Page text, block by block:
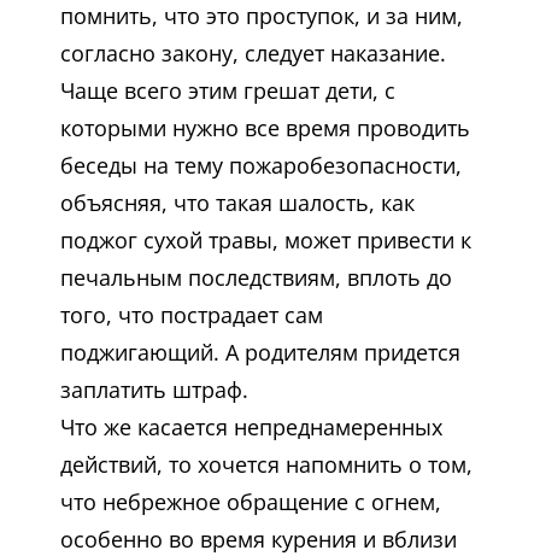
помнить, что это проступок, и за ним,
согласно закону, следует наказание.
Чаще всего этим грешат дети, с
которыми нужно все время проводить
беседы на тему пожаробезопасности,
объясняя, что такая шалость, как
поджог сухой травы, может привести к
печальным последствиям, вплоть до
того, что пострадает сам
поджигающий. А родителям придется
заплатить штраф.
Что же касается непреднамеренных
действий, то хочется напомнить о том,
что небрежное обращение с огнем,
особенно во время курения и вблизи